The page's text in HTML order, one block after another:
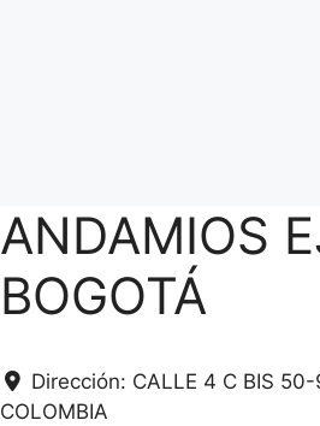
ANDAMIOS
BOGOTÁ
Dirección: CALLE 4 C BIS
COLOMBIA